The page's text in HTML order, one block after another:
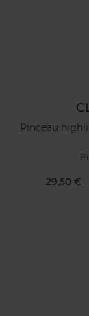
Pinceau
29,50 €